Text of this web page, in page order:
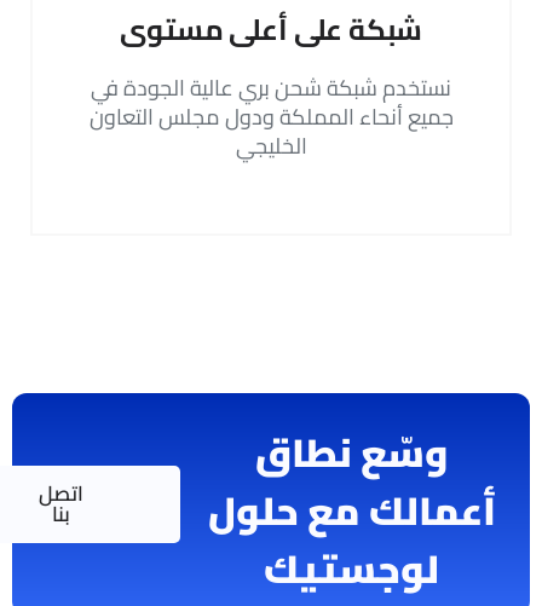
شبكة على أعلى مستوى
نستخدم شبكة شحن بري عالية الجودة في
جميع أنحاء المملكة ودول مجلس التعاون
الخليجي
وسّع نطاق
مع حلول
لوجستيك